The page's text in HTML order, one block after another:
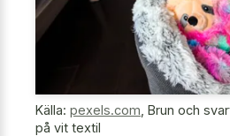
Källa: pexels.com Brun och
på vit textil